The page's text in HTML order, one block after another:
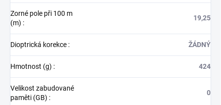
Zorné pole při 100 m
(m) :
19,25
Dioptrická korekce : ŽÁDNÝ
Hmotnost (g) : 424
Velikost zabudované
paměti (GB) :
0